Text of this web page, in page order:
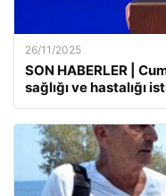
26/11/2025
SON HABERLER |
sağlığı ve hastalığı